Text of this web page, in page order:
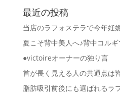
最近の投稿
当店のラフォステラで今年妊
夏こそ背中美人へ♪背中コル
●victoireオーナーの独り
首が長く見える人の共通点は
脂肪吸引前後にも選ばれるラ